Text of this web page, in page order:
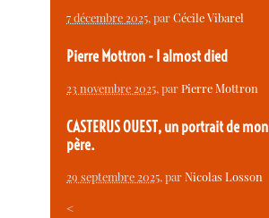
7 décembre 2025, parCécile Vibarel
Pierre Mottron - I almost died
23 novembre 2025, parPierre Mottron
CASTERUS OUEST, un portrait de mon
père.
29 septembre 2025, parNicolas Losson
<